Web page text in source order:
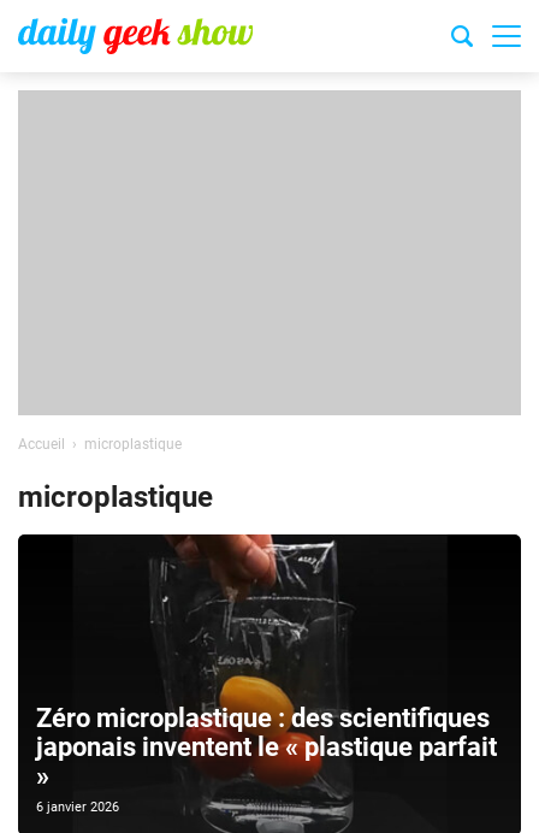
Accueil microplastique
microplastique
Zéro microplastique : des scientifiques
japonais inventent le « plastique parfait
»
6 janvier 2026